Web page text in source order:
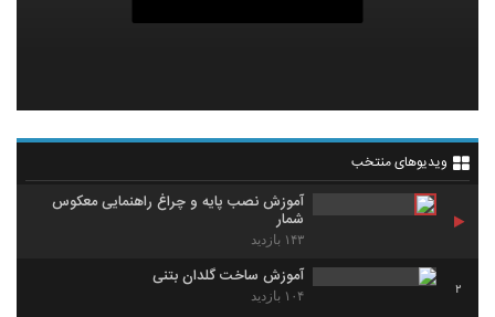
ویدیوهای منتخب
آموزش نصب پایه و چراغ راهنمایی معکوس
شمار
۱۴۳ بازدید
2
آموزش ساخت گلدان بتنی
۱۰۴ بازدید